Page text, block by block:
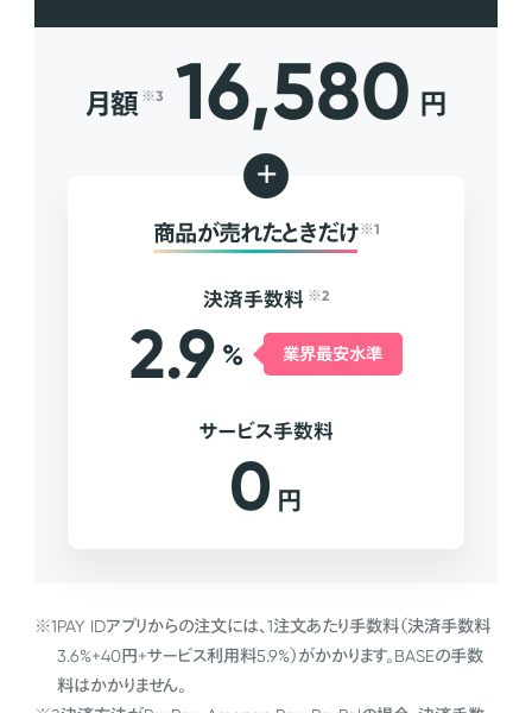
月額 ※3 16,580 円
+
商品が売れたときだけ ※1
決済手数料 ※2
2.9 % 業界最安水準
サービス手数料
0 円
※1PAY IDアプリからの注文には、1注文あたり手数料（決済手数料
3.6%+40円+サービス利用料5.9%）がかかります。BASEの手数
料はかかりません。